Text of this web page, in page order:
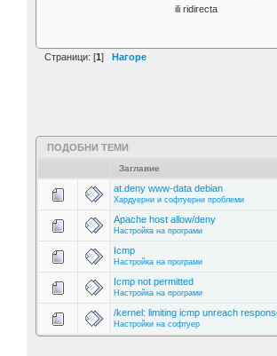
ili ridirecta
Страници: [1] Нагоре
ПОДОБНИ ТЕМИ
Заглавие
at.deny www-data debian
Хардуерни и софтуерни проблеми
Apache host allow/deny
Настройка на програми
Icmp
Настройка на програми
Icmp not permitted
Настройка на програми
/kernel: limiting icmp unreach
Настройки на софтуер